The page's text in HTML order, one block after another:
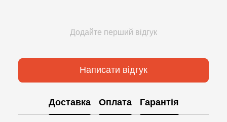
Додайте перший відгук
Написати відгук
Доставка Оплата Гарантія